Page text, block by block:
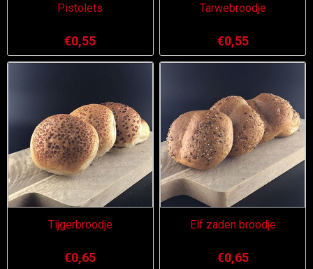
Pistolets
€0,55
Tarwebroodje
€0,55
Tijgerbroodje
€0,65
Elf zaden broodje
€0,65